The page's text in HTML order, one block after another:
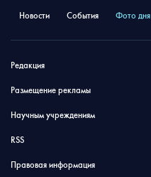
Новости События Фото дня
Редакция
Размещение рекламы
Научным учреждениям
RSS
Правовая информация